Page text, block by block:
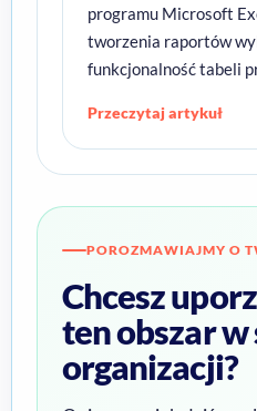
programu Microsoft
tworzenia raportów
funkcjonalność tabeli
Przeczytaj artykuł
POROZMAWIAJMY O
Chcesz
ten obszar
organizacji?